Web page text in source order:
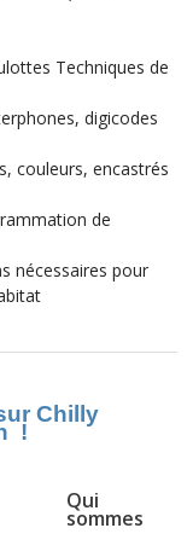
Techniques de
digicodes
couleurs, encastrés
de
nécessaires pour
Chilly
!
Qui
sommes